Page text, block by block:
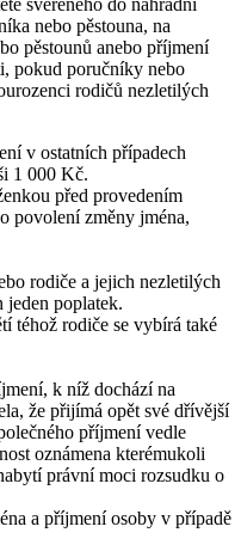
nebo pěstouna, na
pěstounů anebo příjmení
pokud poručníky nebo
rodičů nezletilých
v ostatních případech
1 000 Kč.
před provedením
povolení změny jména,
rodiče a jejich nezletilých
jeden poplatek.
téhož rodiče se vybírá také
k níž dochází na
že přijímá opět své dřívější
příjmení vedle
oznámena kterémukoli
právní moci rozsudku o
a příjmení osoby v případě